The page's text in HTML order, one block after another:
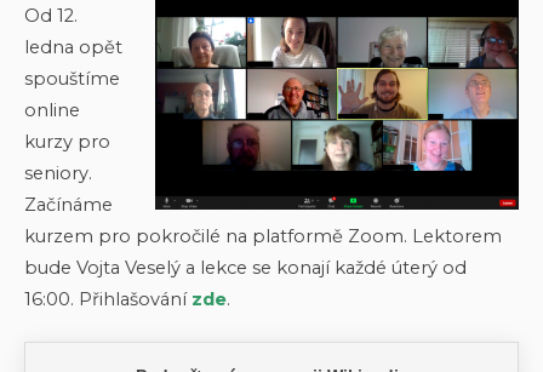
Od 12.
ledna opět
spouštíme
online
kurzy pro
seniory.
Začínáme
kurzem pro pokročilé na platformě Zoom. Lektorem
bude Vojta Veselý a lekce se konají každé úterý od
16:00. Přihlašování zde.